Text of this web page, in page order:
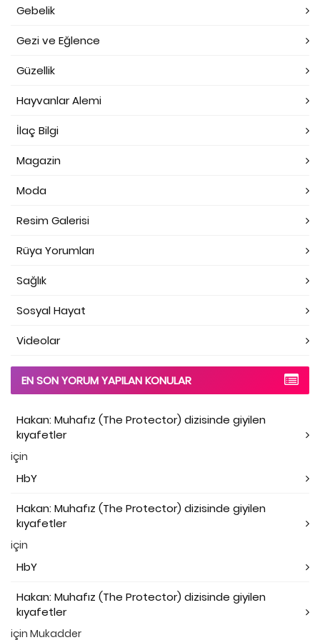
Gebelik
Gezi ve Eğlence
Güzellik
Hayvanlar Alemi
İlaç Bilgi
Magazin
Moda
Resim Galerisi
Rüya Yorumları
Sağlık
Sosyal Hayat
Videolar
EN SON YORUM YAPILAN KONULAR
Hakan: Muhafız (The Protector) dizisinde giyilen
kıyafetler
için
HbY
Hakan: Muhafız (The Protector) dizisinde giyilen
kıyafetler
için
HbY
Hakan: Muhafız (The Protector) dizisinde giyilen
kıyafetler
için Mukadder